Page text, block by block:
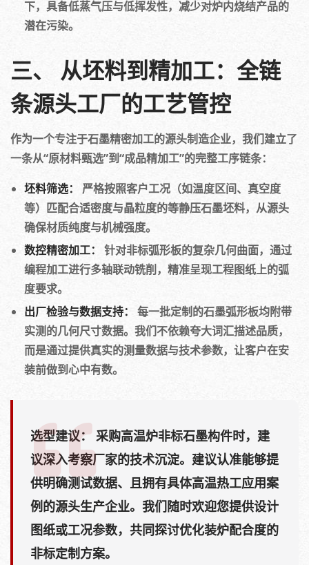
下，具备低蒸气压与低挥发性，减少对炉内烧结产品的
潜在污染。
三、 从坯料到精加工：全链
条源头工厂的工艺管控
作为一个专注于石墨精密加工的源头制造企业，我们建立了
一条从“原材料甄选”到“成品精加工”的完整工序链条：
坯料筛选：
严格按照客户工况（如温度区间、真空度
等）匹配合适密度与晶粒度的等静压石墨坯料，从源头
确保材质纯度与机械强度。
数控精密加工：
针对非标弧形板的复杂几何曲面，通过
编程加工进行多轴联动铣削，精准呈现工程图纸上的弧
度要求。
出厂检验与数据支持：
每一批定制的石墨弧形板均附带
实测的几何尺寸数据。我们不依赖夸大词汇描述品质，
而是通过提供真实的测量数据与技术参数，让客户在安
装前做到心中有数。
选型建议： 采购高温炉非标石墨构件时，建
议深入考察厂家的技术沉淀。建议认准能够提
供明确测试数据、且拥有具体高温热工应用案
例的源头生产企业。我们随时欢迎您提供设计
图纸或工况参数，共同探讨优化装炉配合度的
非标定制方案。